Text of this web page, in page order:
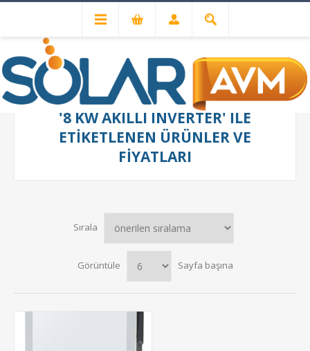
'8 KW AKILLI INVERTER' ILE
ETIKETLENEN ÜRÜNLER VE
FIYATLARI
Sırala
Görüntüle Sayfa başına